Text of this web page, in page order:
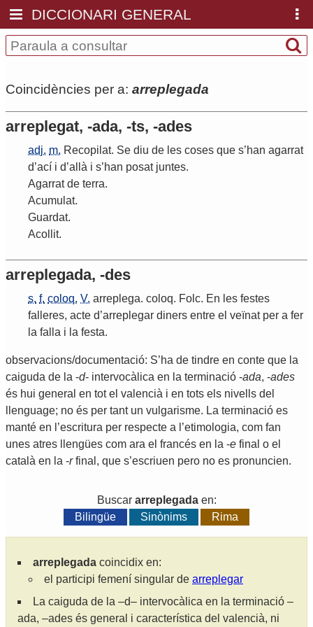
DICCIONARI GENERAL
Coincidències per a: arreplegada
arreplegat, -ada, -ts, -ades
adj. m. Recopilat. Se diu de les coses que s’han agarrat
d’ací i d’allà i s’han posat juntes.
Agarrat de terra.
Acumulat.
Guardat.
Acollit.
arreplegada, -des
s. f. coloq. V. arreplega. coloq. Folc. En les festes
falleres, acte d’arreplegar diners entre el veïnat per a fer
la falla i la festa.
observacions/documentació: S’ha de tindre en conte que la
caiguda de la -d- intervocàlica en la terminació -ada, -ades
és hui general en tot el valencià i en tots els nivells del
llenguage; no és per tant un vulgarisme. La terminació es
manté en l’escritura per respecte a l’etimologia, com fan
unes atres llengües com ara el francés en la -e final o el
català en la -rfinal, que s’escriuen pero no es pronuncien.
Buscar arreplegadaen:
Bilingüe
Sinònims Rima
arreplegada coincidix en:
el participi femení singular de arreplegar
La caiguda de la –d– intervocàlica en la terminació –
ada, –ades és general i característica del valencià, ni